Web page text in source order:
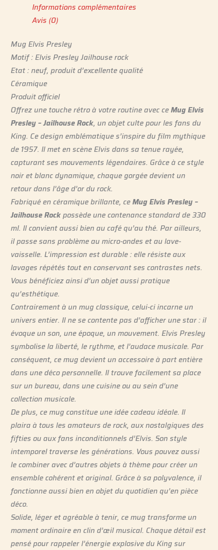
Informations complémentaires
Avis (0)
Mug Elvis Presley
Motif : Elvis Presley Jailhouse rock
Etat : neuf, produit d’excellente qualité
Céramique
Produit officiel
Offrez une touche rétro à votre routine avec ceMug Elvis
Presley – Jailhouse Rock, un objet culte pour les fans du
King. Ce design emblématique s’inspire du film mythique
de 1957. Il met en scène Elvis dans sa tenue rayée,
capturant ses mouvements légendaires. Grâce à ce style
noir et blanc dynamique, chaque gorgée devient un
retour dans l’âge d’or du rock.
Fabriqué en céramique brillante, ceMug Elvis Presley –
Jailhouse Rockpossède une contenance standard de 330
ml. Il convient aussi bien au café qu’au thé. Par ailleurs,
il passe sans problème au micro-ondes et au lave-
vaisselle. L’impression est durable : elle résiste aux
lavages répétés tout en conservant ses contrastes nets.
Vous bénéficiez ainsi d’un objet aussi pratique
qu’esthétique.
Contrairement à un mug classique, celui-ci incarne un
univers entier. Il ne se contente pas d’afficher une star : il
évoque un son, une époque, un mouvement. Elvis Presley
symbolise la liberté, le rythme, et l’audace musicale. Par
conséquent, ce mug devient un accessoire à part entière
dans une déco personnelle. Il trouve facilement sa place
sur un bureau, dans une cuisine ou au sein d’une
collection musicale.
De plus, ce mug constitue une idée cadeau idéale. Il
plaira à tous les amateurs de rock, aux nostalgiques des
fifties ou aux fans inconditionnels d’Elvis. Son style
intemporel traverse les générations. Vous pouvez aussi
le combiner avec d’autres objets à thème pour créer un
ensemble cohérent et original. Grâce à sa polyvalence, il
fonctionne aussi bien en objet du quotidien qu’en pièce
déco.
Solide, léger et agréable à tenir, ce mug transforme un
moment ordinaire en clin d’œil musical. Chaque détail est
pensé pour rappeler l’énergie explosive du King sur